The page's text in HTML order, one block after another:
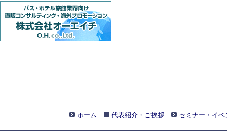
ホーム 代表紹介・ご挨拶 セミナー・イベ